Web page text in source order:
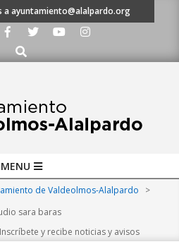
ayuntamiento@alalpardo.org
Buscar
MENU
de Valdeolmos-Alalpardo
>
sara baras
y recibe noticias y avisos